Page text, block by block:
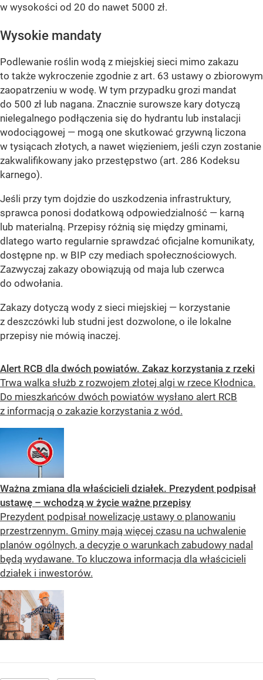
w wysokości od 20 do nawet 5000 zł.
Wysokie mandaty
Podlewanie roślin wodą z miejskiej sieci mimo zakazu
to także wykroczenie zgodnie z art. 63 ustawy o zbiorowym
zaopatrzeniu w wodę. W tym przypadku grozi mandat
do 500 zł lub nagana. Znacznie surowsze kary dotyczą
nielegalnego podłączenia się do hydrantu lub instalacji
wodociągowej — mogą one skutkować grzywną liczona
w tysiącach złotych, a nawet więzieniem, jeśli czyn zostanie
zakwalifikowany jako przestępstwo (art. 286 Kodeksu
karnego).
Jeśli przy tym dojdzie do uszkodzenia infrastruktury,
sprawca ponosi dodatkową odpowiedzialność — karną
lub materialną. Przepisy różnią się między gminami,
dlatego warto regularnie sprawdzać oficjalne komunikaty,
dostępne np. w BIP czy mediach społecznościowych.
Zazwyczaj zakazy obowiązują od maja lub czerwca
do odwołania.
Zakazy dotyczą wody z sieci miejskiej — korzystanie
z deszczówki lub studni jest dozwolone, o ile lokalne
przepisy nie mówią inaczej.
Alert RCB dla dwóch powiatów. Zakaz korzystania z rzeki
Trwa walka służb z rozwojem złotej algi w rzece Kłodnica.
Do mieszkańców dwóch powiatów wysłano alert RCB
z informacją o zakazie korzystania z wód.
Ważna zmiana dla właścicieli działek. Prezydent podpisał
ustawę – wchodzą w życie ważne przepisy
Prezydent podpisał nowelizację ustawy o planowaniu
przestrzennym. Gminy mają więcej czasu na uchwalenie
planów ogólnych, a decyzje o warunkach zabudowy nadal
będą wydawane. To kluczowa informacja dla właścicieli
działek i inwestorów.